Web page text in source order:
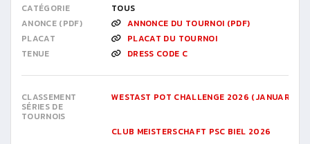
CATÉGORIE
TOUS
ANONCE (PDF)
ANNONCE DU TOURNOI (PDF)
PLACAT
PLACAT DU TOURNOI
TENUE
DRESS CODE C
CLASSEMENT
SÉRIES DE
TOURNOIS
WESTAST POT CHALLENGE 2026 (JANUAR BIS
CLUB MEISTERSCHAFT PSC BIEL 2026